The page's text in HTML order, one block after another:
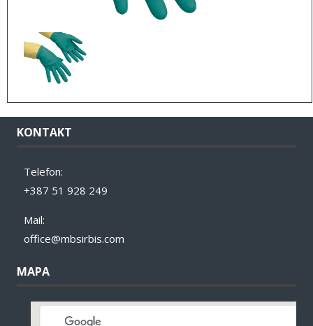
KONTAKT
Telefon:
+387 51 928 249
Mail:
office@mbsirbis.com
MAPA